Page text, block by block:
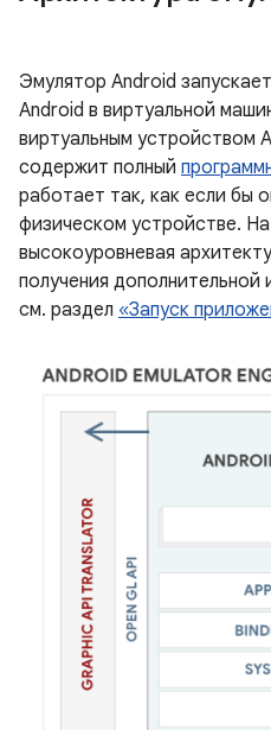
Эмулятор Android
Android в виртуальной
виртуальным устройством
содержит полный
работает так, как если бы
физическом устройстве. На
высокоуровневая
получения
см. раздел «Запуск